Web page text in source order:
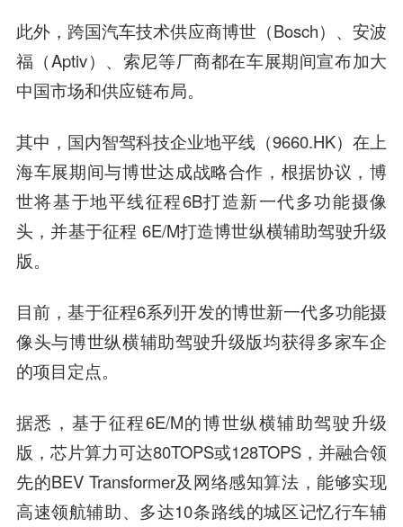
此外，跨国汽车技术供应商博世（Bosch）、安波
福（Aptiv）、索尼等厂商都在车展期间宣布加大
中国市场和供应链布局。
其中，国内智驾科技企业地平线（9660.HK）在上
海车展期间与博世达成战略合作，根据协议，博
世将基于地平线征程6B打造新一代多功能摄像
头，并基于征程 6E/M打造博世纵横辅助驾驶升级
版。
目前，基于征程6系列开发的博世新一代多功能摄
像头与博世纵横辅助驾驶升级版均获得多家车企
的项目定点。
据悉，基于征程6E/M的博世纵横辅助驾驶升级
版，芯片算力可达80TOPS或128TOPS，并融合领
先的BEV Transformer及网络感知算法，能够实现
高速领航辅助、多达10条路线的城区记忆行车辅